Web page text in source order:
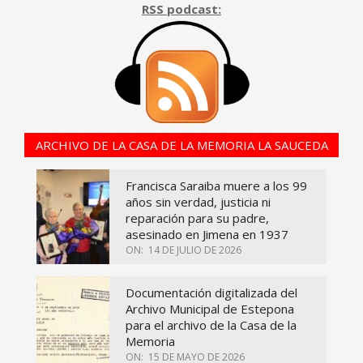
RSS podcast:
ARCHIVO DE LA CASA DE LA MEMORIA LA SAUCEDA
Francisca Saraiba muere a los 99
años sin verdad, justicia ni
reparación para su padre,
asesinado en Jimena en 1937
ON: 14 DE JULIO DE 2026
Documentación digitalizada del
Archivo Municipal de Estepona
para el archivo de la Casa de la
Memoria
ON: 15 DE MAYO DE 2026